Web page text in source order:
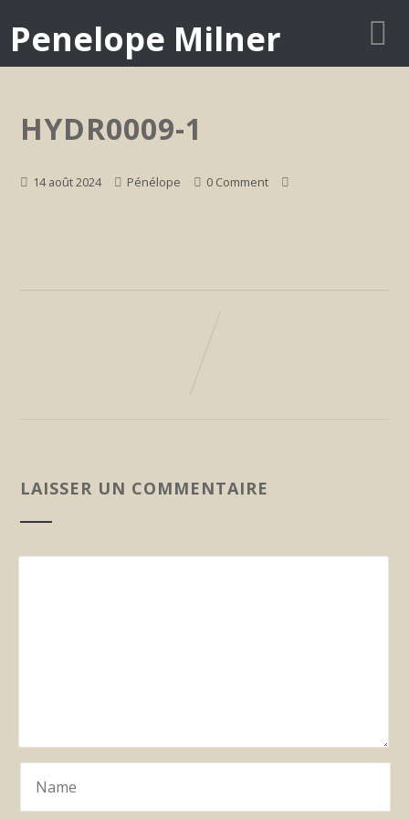
Penelope Milner
HYDR0009-1
14 août 2024 Pénélope 0 Comment
LAISSER UN COMMENTAIRE